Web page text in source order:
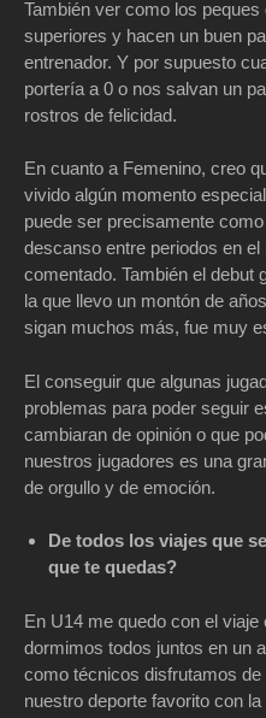
También ver como los
superiores y hacen un buen
entrenador. Y por supuesto
portería a 0 o nos salvan un
rostros de felicidad.
En cuanto a Femenino, creo
vivido algún momento
puede ser precisamente
descanso entre periodos en
comentado. También el debut
la que llevo un montón de
sigan muchos más, fue muy
El conseguir que algunas
problemas para poder seguir
cambiaran de opinión o que
nuestros jugadores es una
de orgullo y de emoción.
De todos los viajes que
que te quedas?
En U14 me quedo con el
dormimos todos juntos en un
como técnicos disfrutamos
nuestro deporte favorito con